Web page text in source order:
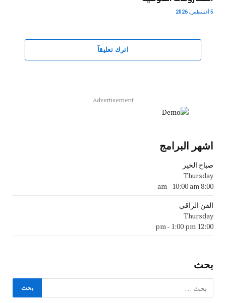
5 أغسطس، 2026
اترك تعليقاً
Advertisement
اشهر البرامج
صباح الخير
Thursday
8:00 am
- 10:00 am
الفن الراقي
Thursday
12:00 pm
- 1:00 pm
بحث